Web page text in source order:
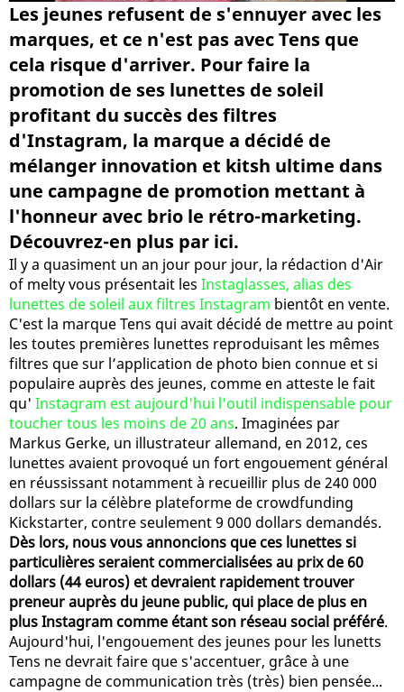
Les jeunes refusent de s'ennuyer avec les
marques, et ce n'est pas avec Tens que
cela risque d'arriver. Pour faire la
promotion de ses lunettes de soleil
profitant du succès des filtres
d'Instagram, la marque a décidé de
mélanger innovation et kitsh ultime dans
une campagne de promotion mettant à
l'honneur avec brio le rétro-marketing.
Découvrez-en plus par ici.
Il y a quasiment un an jour pour jour, la rédaction d'Air
of melty vous présentait les Instaglasses, alias des
lunettes de soleil aux filtres Instagram bientôt en vente.
C'est la marque Tens qui avait décidé de mettre au point
les toutes premières lunettes reproduisant les mêmes
filtres que sur l’application de photo bien connue et si
populaire auprès des jeunes, comme en atteste le fait
qu' Instagram est aujourd'hui l'outil indispensable pour
toucher tous les moins de 20 ans. Imaginées par
Markus Gerke, un illustrateur allemand, en 2012, ces
lunettes avaient provoqué un fort engouement général
en réussissant notamment à recueillir plus de 240 000
dollars sur la célèbre plateforme de crowdfunding
Kickstarter, contre seulement 9 000 dollars demandés.
Dès lors, nous vous annoncions que ces lunettes si
particulières seraient commercialisées au prix de 60
dollars (44 euros) et devraient rapidement trouver
preneur auprès du jeune public, qui place de plus en
plus Instagram comme étant son réseau social préféré.
Aujourd'hui, l'engouement des jeunes pour les lunetts
Tens ne devrait faire que s'accentuer, grâce à une
campagne de communication très (très) bien pensée...